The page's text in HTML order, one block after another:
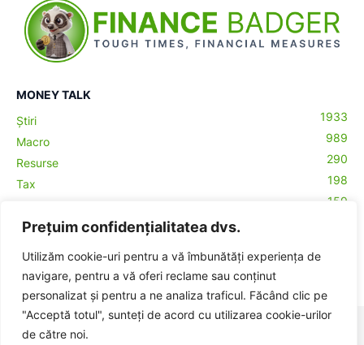
Prețuim confidențialitatea dvs.
Utilizăm cookie-uri pentru a vă îmbunătăți experiența de
navigare, pentru a vă oferi reclame sau conținut
personalizat și pentru a ne analiza traficul. Făcând clic pe
"Acceptă totul", sunteți de acord cu utilizarea cookie-urilor
de către noi.
MONEY TALK
Știri
1933
Macro
989
Resurse
290
Tax
198
159
Contabilitate
Crypto
© BadgerHub - Toate drepturile rezervate -
Publicitate